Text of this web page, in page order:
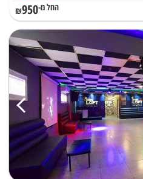
החל מ-₪950